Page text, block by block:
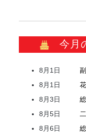
今月
8月1日
8月1日
8月3日
8月5日
8月6日